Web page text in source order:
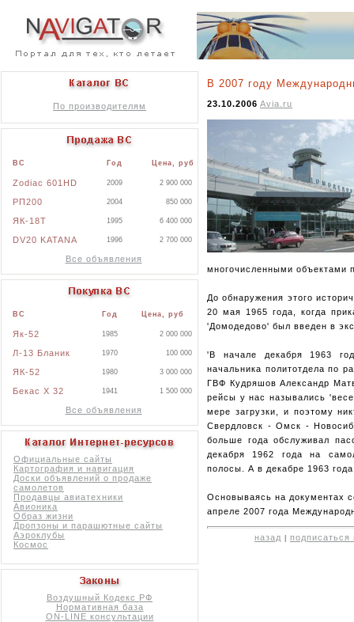
По производителям
ВС Год Цена, руб
Zodiac 601HD 2009 2 900 000
РП200 2004 850 000
ЯК-18Т 1995 6 400 000
DV20 KATANA 1996 2 700 000
Все объявления
ВС Год Цена, руб
Як-52 1985 2 000 000
Л-13 Бланик 1970 100 000
ЯК-52 1980 3 000 000
Бекас X 32 1941 1 500 000
Все объявления
Официальные сайты
Картография и навигация
Доски объявлений о продаже
самолетов
Продавцы авиатехники
Авионика
Образ жизни
Дропзоны и парашютные сайты
Аэроклубы
Космос
Воздушный Кодекс РФ
Нормативная база
ON-LINE консультации
В 2007 году
23.10.2006 Avia.ru
многочисленными объектами
До обнаружения этого
20 мая 1965 года, когда
'Домодедово' был введен в
'В начале декабря 1963
начальника политотдела по
ГВФ Кудряшов Александр
рейсы у нас назывались
мере загрузки, и поэтому
Свердловск - Омск -
больше года обслуживал
декабря 1962 года на
полосы. А в декабре 1963
Основываясь на документах
апреле 2007 года
назад подписаться